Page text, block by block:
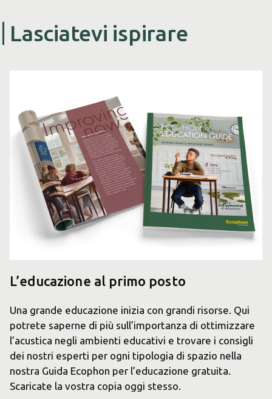
Lasciatevi ispirare
L’educazione al primo posto
Una grande educazione inizia con grandi risorse. Qui
potrete saperne di più sull’importanza di ottimizzare
l’acustica negli ambienti educativi e trovare i consigli
dei nostri esperti per ogni tipologia di spazio nella
nostra Guida Ecophon per l’educazione gratuita.
Scaricate la vostra copia oggi stesso.